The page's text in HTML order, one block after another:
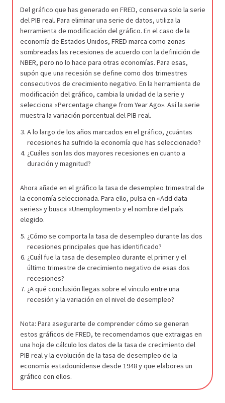
Del gráfico que has generado en FRED, conserva solo la serie
del PIB real. Para eliminar una serie de datos, utiliza la
herramienta de modificación del gráfico. En el caso de la
economía de Estados Unidos, FRED marca como zonas
sombreadas las recesiones de acuerdo con la definición de
NBER, pero no lo hace para otras economías. Para esas,
supón que una recesión se define como dos trimestres
consecutivos de crecimiento negativo. En la herramienta de
modificación del gráfico, cambia la unidad de la serie y
selecciona «Percentage change from Year Ago». Así la serie
muestra la variación porcentual del PIB real.
A lo largo de los años marcados en el gráfico, ¿cuántas
recesiones ha sufrido la economía que has seleccionado?
¿Cuáles son las dos mayores recesiones en cuanto a
duración y magnitud?
Ahora añade en el gráfico la tasa de desempleo trimestral de
la economía seleccionada. Para ello, pulsa en «Add data
series» y busca «Unemployment» y el nombre del país
elegido.
¿Cómo se comporta la tasa de desempleo durante las dos
recesiones principales que has identificado?
¿Cuál fue la tasa de desempleo durante el primer y el
último trimestre de crecimiento negativo de esas dos
recesiones?
¿A qué conclusión llegas sobre el vínculo entre una
recesión y la variación en el nivel de desempleo?
Nota: Para asegurarte de comprender cómo se generan
estos gráficos de FRED, te recomendamos que extraigas en
una hoja de cálculo los datos de la tasa de crecimiento del
PIB real y la evolución de la tasa de desempleo de la
economía estadounidense desde 1948 y que elabores un
gráfico con ellos.